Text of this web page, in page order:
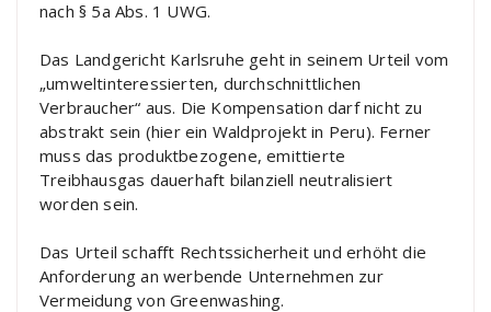
nach § 5a Abs. 1 UWG.
Das Landgericht Karlsruhe geht in seinem Urteil vom
„umweltinteressierten, durchschnittlichen
Verbraucher“ aus. Die Kompensation darf nicht zu
abstrakt sein (hier ein Waldprojekt in Peru). Ferner
muss das produktbezogene, emittierte
Treibhausgas dauerhaft bilanziell neutralisiert
worden sein.
Das Urteil schafft Rechtssicherheit und erhöht die
Anforderung an werbende Unternehmen zur
Vermeidung von Greenwashing.